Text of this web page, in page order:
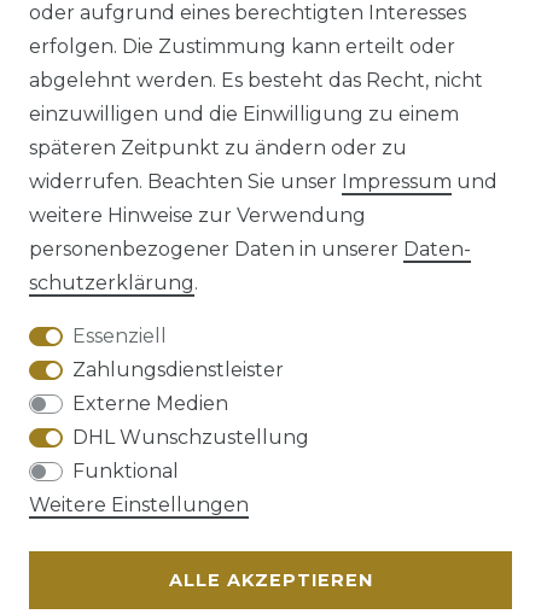
Impressum Daten­schutz­erklärung
AGB Barrierefreiheitserklärung
Widerrufs­recht
oder aufgrund eines berechtigten Interesses
erfolgen. Die Zustimmung kann erteilt oder
abgelehnt werden. Es besteht das Recht, nicht
einzuwilligen und die Einwilligung zu einem
späteren Zeitpunkt zu ändern oder zu
widerrufen. Beachten Sie unser Impressum und
weitere Hinweise zur Verwendung
personenbezogener Daten in unserer Daten­
schutz­erklärung.
Essenziell
Zahlungsdienstleister
Externe Medien
DHL Wunschzustellung
Funktional
Weitere Einstellungen
ALLE AKZEPTIEREN